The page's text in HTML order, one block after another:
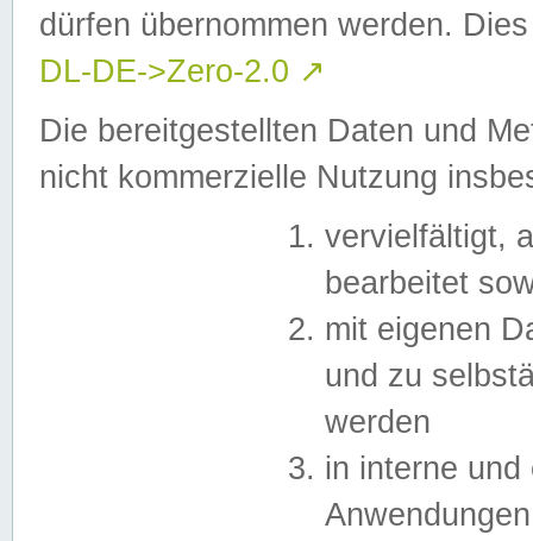
dürfen übernommen werden.
DL-DE->Zero-2.0 ↗
Die bereitgestellten Daten und
nicht kommerzielle Nutzung
vervielfältigt,
bearbeitet
mit eigenen
und zu
werden
in interne